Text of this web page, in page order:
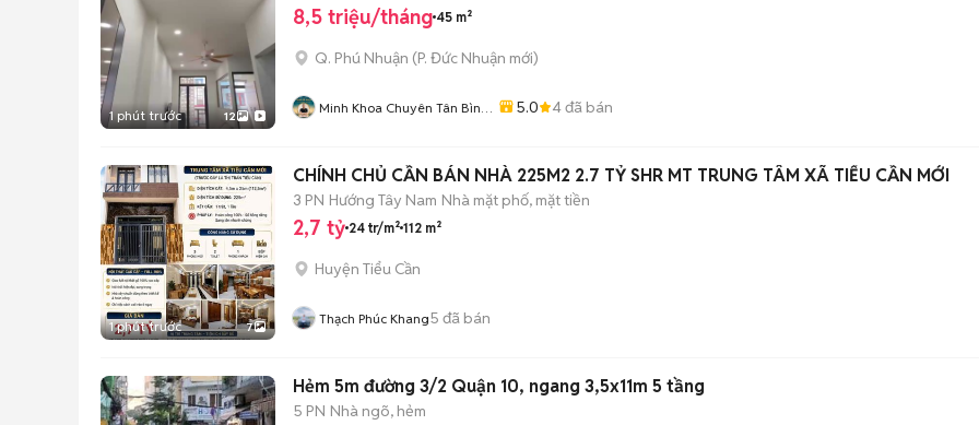
1 phút trước 12
8,5 triệu/tháng 45 m²
Q. Phú Nhuận (P. Đức Nhuận mới)
Minh Khoa Chuyên Tân Bình -
5.0 4đã bán
1 phút trước 7
CHÍNH CHỦ CẦN BÁN NHÀ 225M2 2.7 TỶ SHR MT TRUNG TÂM XÃ TIỂU CẦN MỚI
3 PN Hướng Tây Nam Nhà mặt phố, mặt tiền
2,7 tỷ 24 tr/m² 112 m²
Huyện Tiểu Cần
Thạch Phúc Khang5 đã bán
Hẻm 5m đường 3/2 Quận 10, ngang 3,5x11m 5 tầng
5 PN Nhà ngõ, hẻm